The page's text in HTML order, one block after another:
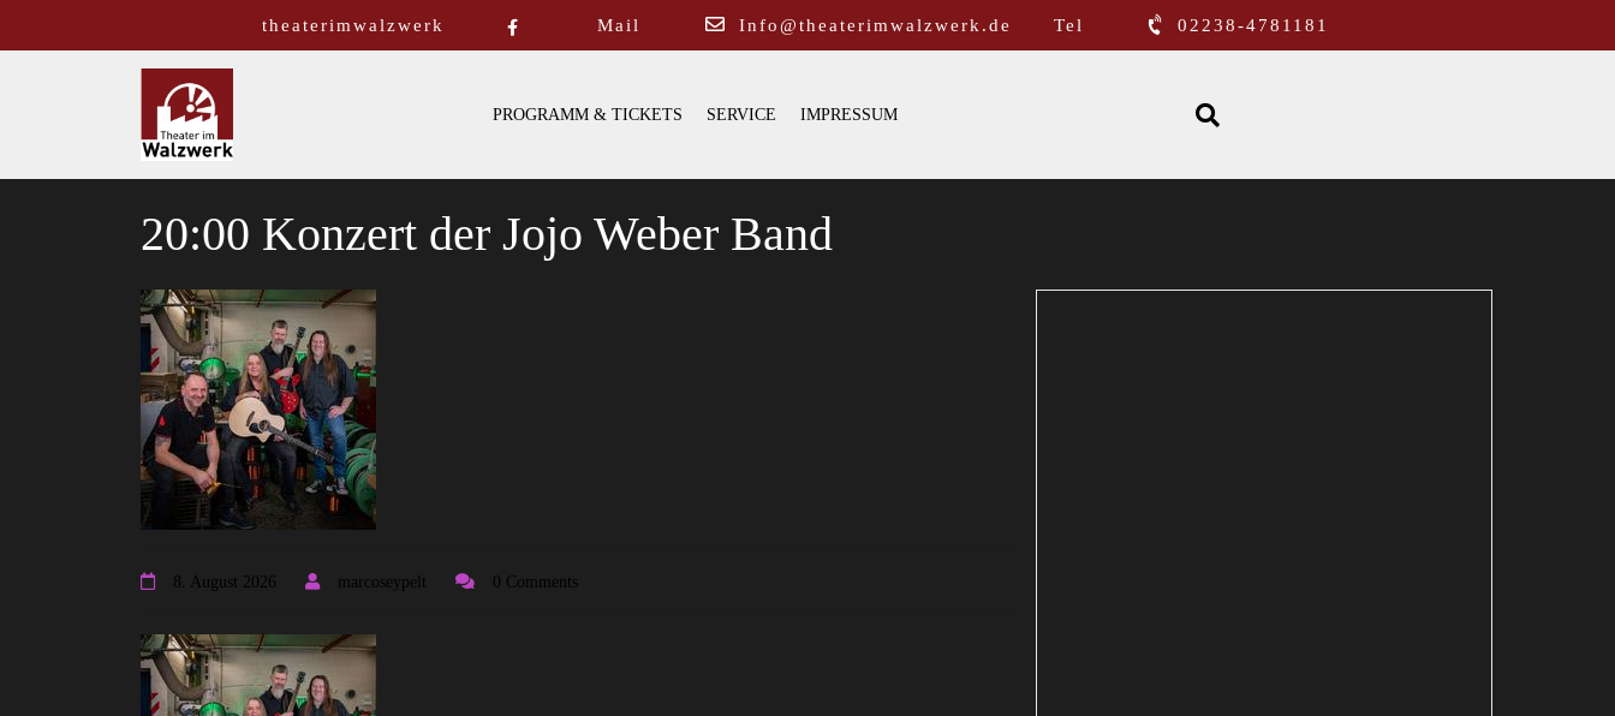
theaterimwalzwerk Mail Info@theaterimwalzwerk.de Tel 02238-4781181
PROGRAMM & TICKETS SERVICE IMPRESSUM
20:00 Konzert der Jojo Weber Band
8. August 2026 marcoseypelt 0 Comments